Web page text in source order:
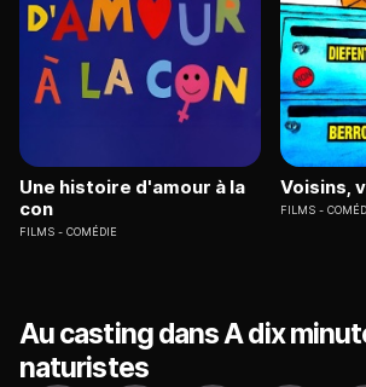
Une histoire d'amour à la
con
FILMS COMÉDIE
Voisins,
FILMS
Au casting dans A dix
naturistes